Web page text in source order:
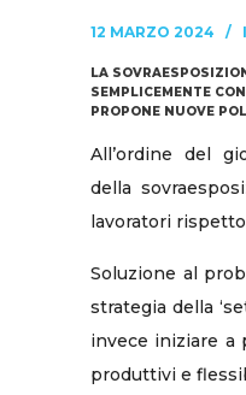
12 MARZO 2024
LA
SEMPLICEMENTE
PROPONE NUOVE
All’ordine del
della
lavoratori
Soluzione al
strategia della
invece iniziare a
produttivi e